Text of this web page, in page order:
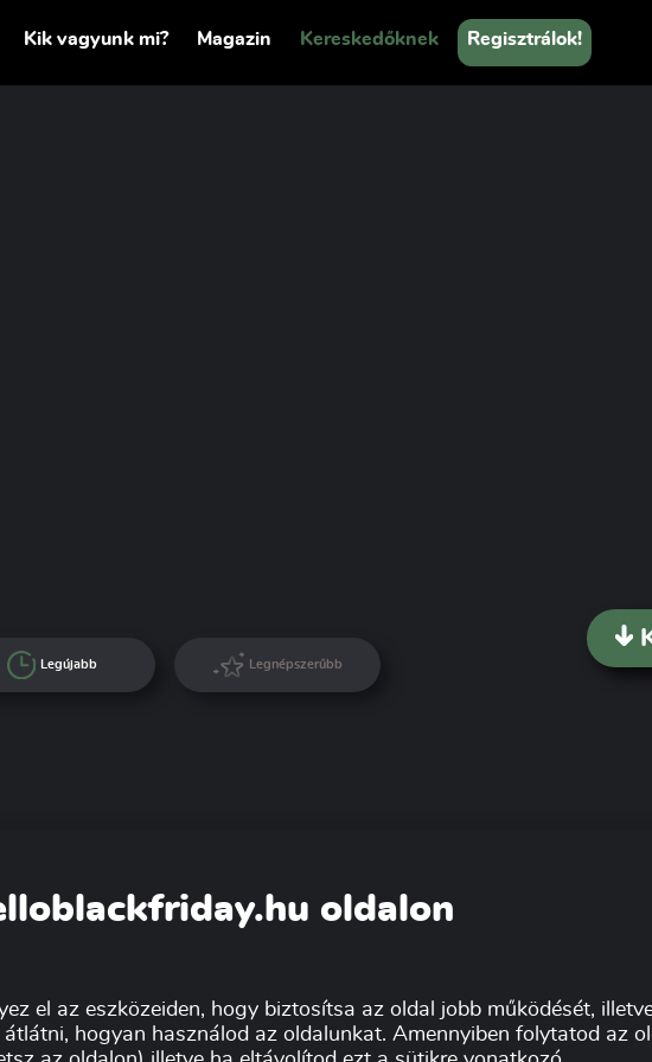
Kik vagyunk mi? Magazin Kereskedőknek Regisztrálok!
Legújabb Legnépszerűbb
oldalon
el az eszközeiden, hogy biztosítsa az oldal jobb működését,
hogyan használod az oldalunkat. Amennyiben folytatod az